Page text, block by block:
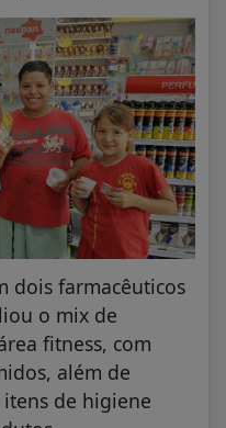
dois farmacêuticos
o mix de
fitness, com
além de
de higiene